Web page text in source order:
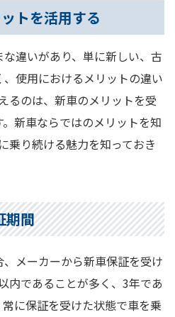
トを活用する
違いがあり、単に新しい、古
使用におけるメリットの違い
るのは、新車のメリットを受
新車ならではのメリットを知
乗り続ける魅力を知っておき
期間
メーカーから新車保証を受け
内であることが多く、3年であ
に保証を受けた状態で車を乗